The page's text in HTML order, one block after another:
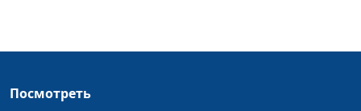
часть)
Посмотреть